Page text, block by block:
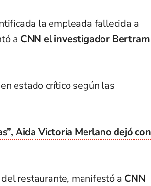
la empleada fallecida a
a CNN el investigador Bertram
estado crítico según las
Aida Victoria Merlano dejó con
restaurante, manifestó a CNN